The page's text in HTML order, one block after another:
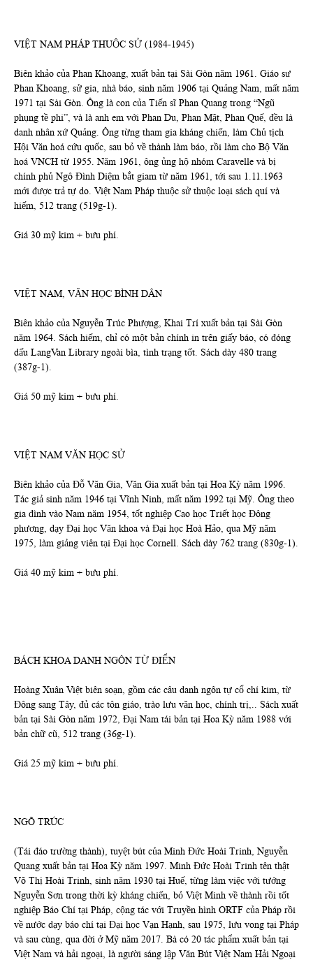
VIỆT NAM PHÁP THUỘC SỬ (1984-1945)
Biên khảo của Phan Khoang, xuất bản tại Sài Gòn năm 1961. Giáo sư
Phan Khoang, sử gia, nhà báo, sinh năm 1906 tại Quảng Nam, mất năm
1971 tại Sài Gòn. Ông là con của Tiến sĩ Phan Quang trong “Ngũ
phụng tề phi”, và là anh em với Phan Du, Phan Mật, Phan Quế, đều là
danh nhân xứ Quảng. Ông từng tham gia kháng chiến, làm Chủ tịch
Hội Văn hoá cứu quốc, sau bỏ về thành làm báo, rồi làm cho Bộ Văn
hoá VNCH từ 1955. Năm 1961, ông ủng hộ nhóm Caravelle và bị
chính phủ Ngô Đình Diệm bắt giam từ năm 1961, tới sau 1.11.1963
mới được trả tự do. Việt Nam Pháp thuộc sử thuộc loại sách quí và
hiếm, 512 trang (519g-1).
Giá 30 mỹ kim + bưu phí.
VIỆT NAM, VĂN HỌC BÌNH DÂN
Biên khảo của Nguyễn Trúc Phượng, Khai Trí xuất bản tại Sài Gòn
năm 1964. Sách hiếm, chỉ có một bản chính in trên giấy báo, có đóng
dấu LangVan Library ngoài bìa, tình trạng tốt. Sách dày 480 trang
(387g-1).
Giá 50 mỹ kim + bưu phí.
VIỆT NAM VĂN HỌC SỬ
Biên khảo của Đỗ Văn Gia, Văn Gia xuất bản tại Hoa Kỳ năm 1996.
Tác giả sinh năm 1946 tại Vĩnh Ninh, mất năm 1992 tại Mỹ. Ông theo
gia đình vào Nam năm 1954, tốt nghiệp Cao học Triết học Đông
phương, dạy Đại học Văn khoa và Đại học Hoà Hảo, qua Mỹ năm
1975, làm giảng viên tại Đại học Cornell. Sách dày 762 trang (830g-1).
Giá 40 mỹ kim + bưu phí.
BÁCH KHOA DANH NGÔN TỪ ĐIỂN
Hoàng Xuân Việt biên soạn, gồm các câu danh ngôn tự cổ chí kim, từ
Đông sang Tây, đủ các tôn giáo, trào lưu văn học, chính trị,.. Sách xuất
bản tại Sài Gòn năm 1972, Đại Nam tái bản tại Hoa Kỳ năm 1988 với
bản chữ cũ, 512 trang (36g-1).
Giá 25 mỹ kim + bưu phí.
NGÕ TRÚC
(Tái đáo trường thành), tuyệt bút của Minh Đức Hoài Trinh, Nguyễn
Quang xuất bản tại Hoa Kỳ năm 1997. Minh Đức Hoài Trinh tên thật
Võ Thị Hoài Trinh, sinh năm 1930 tại Huế, từng làm việc với tướng
Nguyễn Sơn trong thời kỳ kháng chiến, bỏ Việt Minh về thành rồi tốt
nghiệp Báo Chí tại Pháp, cộng tác với Truyền hình ORTF của Pháp rồi
về nước dạy báo chí tại Đại học Vạn Hạnh, sau 1975, lưu vong tại Pháp
và sau cùng, qua đời ở Mỹ năm 2017. Bà có 20 tác phẩm xuất bản tại
Việt Nam và hải ngoại, là người sáng lập Văn Bút Việt Nam Hải Ngoại